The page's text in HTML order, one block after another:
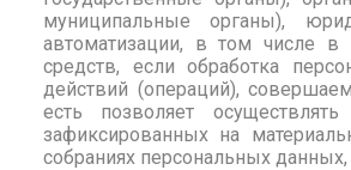
муниципальные органы),
автоматизации, в том числе в
средств, если обработка
действий (операций),
есть позволяет
зафиксированных на
собраниях персональных